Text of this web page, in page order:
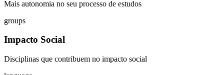
Mais autonomia no seu processo de estudos
groups
Impacto Social
Disciplinas que contribuem no impacto social